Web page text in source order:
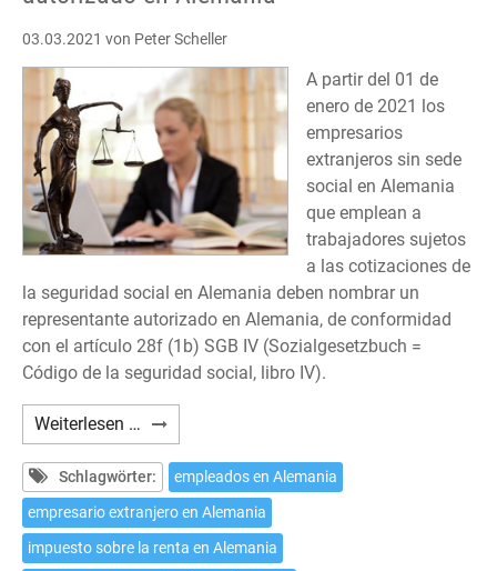
03.03.2021 von Peter Scheller
A partir del 01 de
enero de 2021 los
empresarios
extranjeros sin sede
social en Alemania
que emplean a
trabajadores sujetos
a las cotizaciones de
la seguridad social en Alemania deben nombrar un
representante autorizado en Alemania, de conformidad
con el artículo 28f (1b) SGB IV (Sozialgesetzbuch =
Código de la seguridad social, libro IV).
Weiterlesen … Seguridad
Social
alemana:
Representante
autorizado
en
Schlagwörter:
empleados en Alemania
empresario extranjero en Alemania
impuesto sobre la renta en Alemania